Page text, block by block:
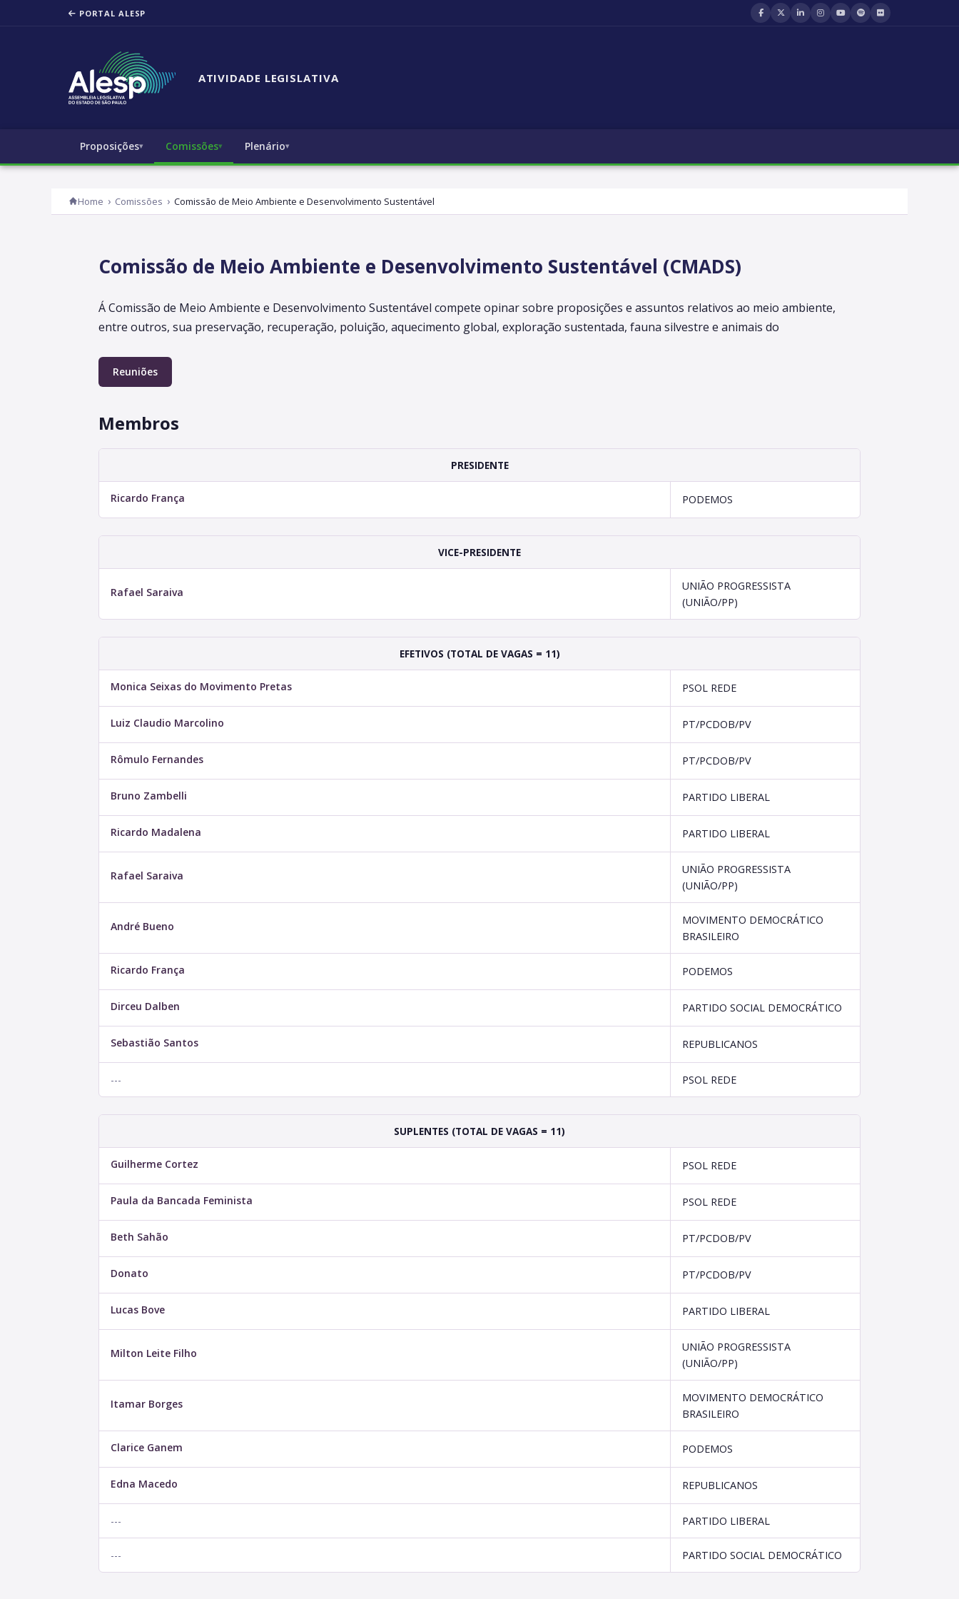
PORTAL ALESP
ATIVIDADE LEGISLATIVA
Proposições Comissões Plenário
Home Comissões Comissão de Meio Ambiente e Desenvolvimento Sustentável
Comissão de Meio Ambiente e Desenvolvimento Sustentável (CMADS)
Á Comissão de Meio Ambiente e Desenvolvimento Sustentável compete opinar sobre proposições e assuntos relativos ao meio ambiente,
entre outros, sua preservação, recuperação, poluição, aquecimento global, exploração sustentada, fauna silvestre e animais do
Reuniões
Membros
PRESIDENTE
Ricardo França PODEMOS
VICE-PRESIDENTE
Rafael Saraiva
UNIÃO PROGRESSISTA
(UNIÃO/PP)
EFETIVOS (TOTAL DE VAGAS = 11)
Monica Seixas do Movimento Pretas PSOL REDE
Luiz Claudio Marcolino PT/PCDOB/PV
Rômulo Fernandes PT/PCDOB/PV
Bruno Zambelli PARTIDO LIBERAL
Ricardo Madalena PARTIDO LIBERAL
Rafael Saraiva
UNIÃO PROGRESSISTA
(UNIÃO/PP)
André Bueno
MOVIMENTO DEMOCRÁTICO
BRASILEIRO
Ricardo França PODEMOS
Dirceu Dalben PARTIDO SOCIAL DEMOCRÁTICO
Sebastião Santos REPUBLICANOS
--- PSOL REDE
SUPLENTES (TOTAL DE VAGAS = 11)
Guilherme Cortez PSOL REDE
Paula da Bancada Feminista PSOL REDE
Beth Sahão PT/PCDOB/PV
Donato PT/PCDOB/PV
Lucas Bove PARTIDO LIBERAL
Milton Leite Filho
UNIÃO PROGRESSISTA
(UNIÃO/PP)
Itamar Borges
MOVIMENTO DEMOCRÁTICO
BRASILEIRO
Clarice Ganem PODEMOS
Edna Macedo REPUBLICANOS
--- PARTIDO LIBERAL
--- PARTIDO SOCIAL DEMOCRÁTICO